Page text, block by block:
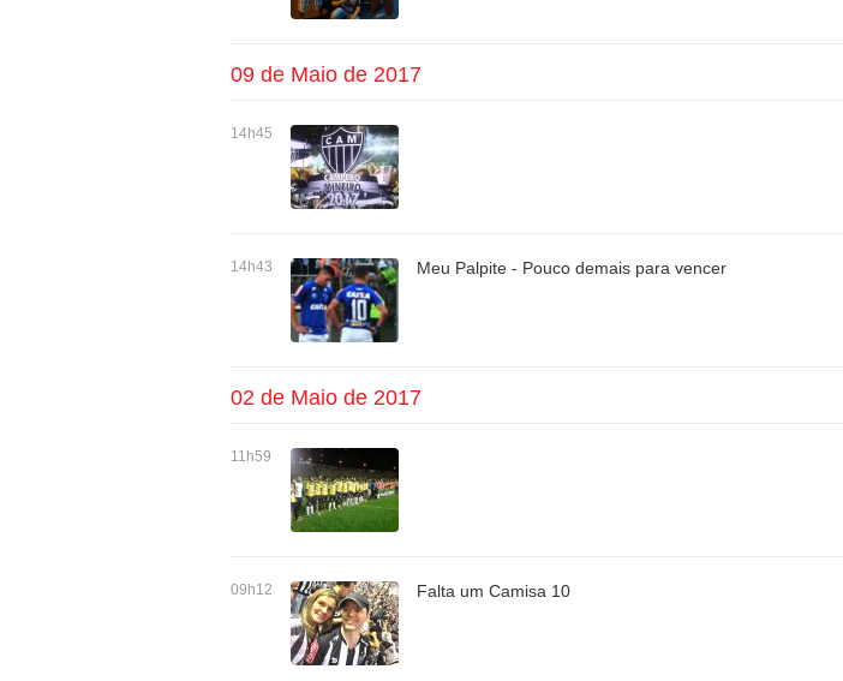
09 de Maio de 2017
14h45
14h43 Meu Palpite - Pouco demais para vencer
02 de Maio de 2017
11h59
09h12 Falta um Camisa 10